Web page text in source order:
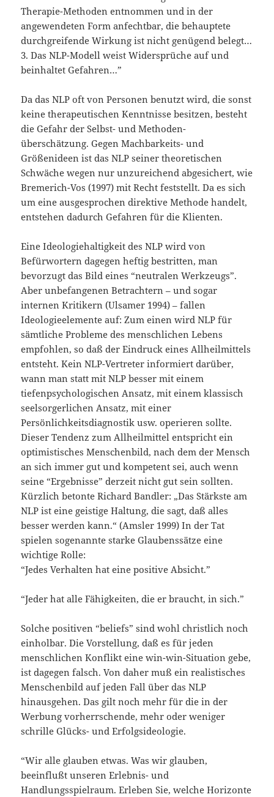
Therapie-Methoden entnommen und in der
angewendeten Form anfechtbar, die behauptete
durchgreifende Wirkung ist nicht genügend belegt…
3. Das NLP-Modell weist Widersprüche auf und
beinhaltet Gefahren…”
Da das NLP oft von Personen benutzt wird, die sonst
keine therapeutischen Kenntnisse besitzen, besteht
die Gefahr der Selbst- und Methoden-
überschätzung. Gegen Machbarkeits- und
Größenideen ist das NLP seiner theoretischen
Schwäche wegen nur unzureichend abgesichert, wie
Bremerich-Vos (1997) mit Recht feststellt. Da es sich
um eine ausgesprochen direktive Methode handelt,
entstehen dadurch Gefahren für die Klienten.
Eine Ideologiehaltigkeit des NLP wird von
Befürwortern dagegen heftig bestritten, man
bevorzugt das Bild eines “neutralen Werkzeugs”.
Aber unbefangenen Betrachtern – und sogar
internen Kritikern (Ulsamer 1994) – fallen
Ideologieelemente auf: Zum einen wird NLP für
sämtliche Probleme des menschlichen Lebens
empfohlen, so daß der Eindruck eines Allheilmittels
entsteht. Kein NLP-Vertreter informiert darüber,
wann man statt mit NLP besser mit einem
tiefenpsychologischen Ansatz, mit einem klassisch
seelsorgerlichen Ansatz, mit einer
Persönlichkeitsdiagnostik usw. operieren sollte.
Dieser Tendenz zum Allheilmittel entspricht ein
optimistisches Menschenbild, nach dem der Mensch
an sich immer gut und kompetent sei, auch wenn
seine “Ergebnisse” derzeit nicht gut sein sollten.
Kürzlich betonte Richard Bandler: „Das Stärkste am
NLP ist eine geistige Haltung, die sagt, daß alles
besser werden kann.“ (Amsler 1999) In der Tat
spielen sogenannte starke Glaubenssätze eine
wichtige Rolle:
“Jedes Verhalten hat eine positive Absicht.”
“Jeder hat alle Fähigkeiten, die er braucht, in sich.”
Solche positiven “beliefs” sind wohl christlich noch
einholbar. Die Vorstellung, daß es für jeden
menschlichen Konflikt eine win-win-Situation gebe,
ist dagegen falsch. Von daher muß ein realistisches
Menschenbild auf jeden Fall über das NLP
hinausgehen. Das gilt noch mehr für die in der
Werbung vorherrschende, mehr oder weniger
schrille Glücks- und Erfolgsideologie.
“Wir alle glauben etwas. Was wir glauben,
beeinflußt unseren Erlebnis- und
Handlungsspielraum. Erleben Sie, welche Horizonte